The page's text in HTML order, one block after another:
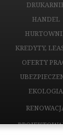
HANDEL
KREDYTY,
OFERTY
EKOLOGIA